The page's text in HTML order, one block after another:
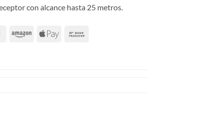
con alcance hasta 25 metros.